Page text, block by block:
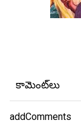
కామెంట్‌లు
addComments